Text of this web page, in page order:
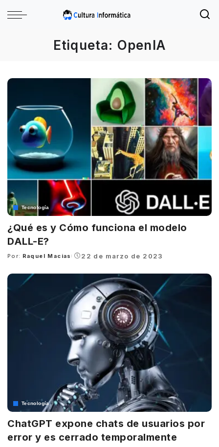
Etiqueta: OpenIA
Tecnología
¿Qué es y Cómo funciona el modelo
DALL-E?
Posted
Por: Raquel Macias 22 de marzo de 2023
Tecnología
ChatGPT expone chats de usuarios por
error y es cerrado temporalmente